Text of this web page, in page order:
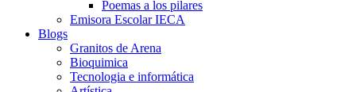
Poemas a los pilares
Emisora Escolar IECA
Blogs
Granitos de Arena
Bioquimica
Tecnologia e informática